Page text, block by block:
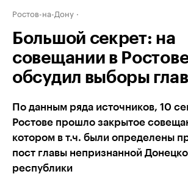
Ростов-на-Дону
Большой секрет: на
совещании в
обсудил выборы
По данным ряда источников, 10
Ростове прошло закрытое
котором в т.ч. были определены
пост главы непризнанной
республики